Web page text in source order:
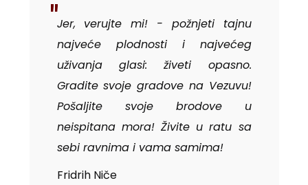
Jer, verujte mi! - požnjeti tajnu
najveće plodnosti i najvećeg
uživanja glasi: živeti opasno.
Gradite svoje gradove na Vezuvu!
Pošaljite svoje brodove u
neispitana mora! Živite u ratu sa
sebi ravnima i vama samima!
Fridrih Niče